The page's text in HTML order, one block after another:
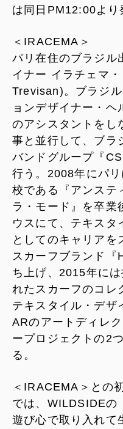
は同日PM12:00より
＜IRACEMA＞
パリ在住のブラジル
イナー イラチェマ
Trevisan)。ブラジ
ョンデザイナー・ヘ
のアシスタントをし
事と並行して、ブラ
バンドグループ『
行う。2008年にパ
校である『アンステ
ラ・モード』を卒業
ウスにて、テキスタ
としてのキャリアを
スカーフブランド
ち上げ、2015年に
れたスカーフのコレ
テキスタイル・デザ
ARのアートディレ
ープロジェクトの2
る。
＜IRACEMA＞との
では、WILDSIDEの
遊び心で取り入れて